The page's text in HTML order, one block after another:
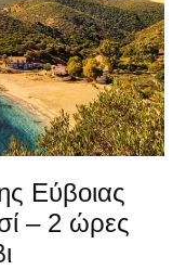
Εύβοιας
– 2 ώρες